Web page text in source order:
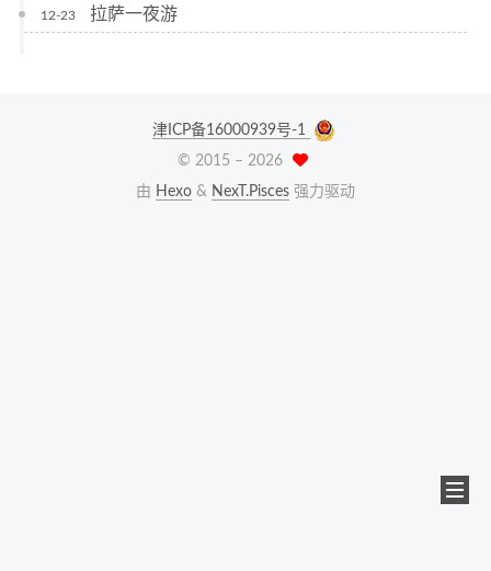
12-23 拉萨一夜游
津ICP备16000939号-1
© 2015 – 2026
由 Hexo & NexT.Pisces 强力驱动